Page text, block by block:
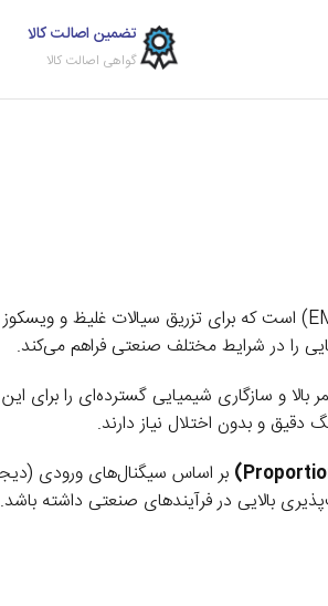
تضمین اصالت کالا
گواهی اصالت کالا
را در شرایط مختلف صنعتی فراهم می‌کند.
و بدون اختلال نیاز دارند.
بالایی در فرآیندهای صنعتی داشته باشد.